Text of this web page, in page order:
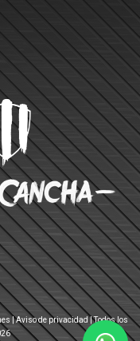
|Aviso de privacidad | Todos los